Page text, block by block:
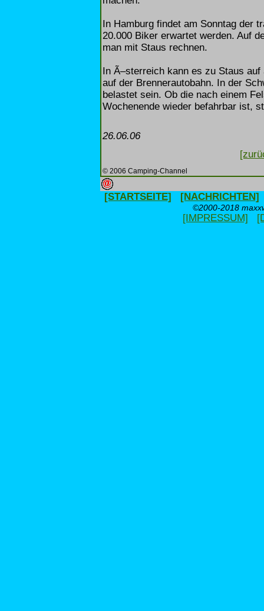
In Hamburg findet am Sonntag der
20.000 Biker erwartet werden. Auf
man mit Staus rechnen.
In Ã–sterreich kann es zu Staus
auf der Brennerautobahn. In der
belastet sein. Ob die nach einem
Wochenende wieder befahrbar ist,
26.06.06
© 2006 Camping-Channel
[STARTSEITE] [NACHRICHTEN]
©2000-2018
[IMPRESSUM]